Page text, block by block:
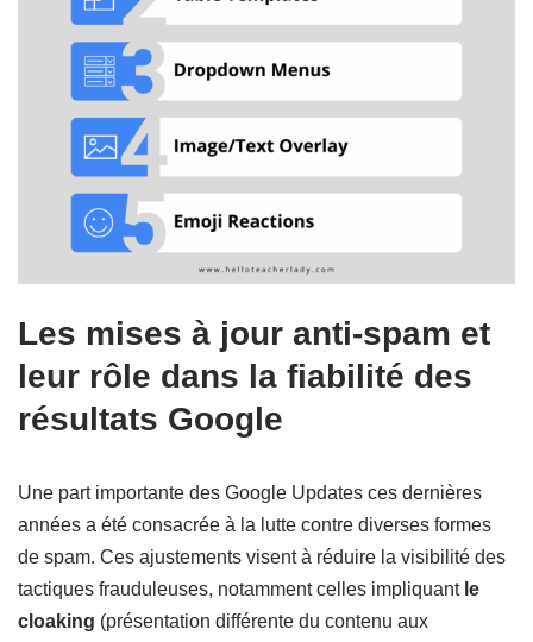
Les mises à jour anti-spam et
leur rôle dans la fiabilité des
résultats Google
Une part importante des Google Updates ces dernières
années a été consacrée à la lutte contre diverses formes
de spam. Ces ajustements visent à réduire la visibilité des
tactiques frauduleuses, notamment celles impliquant le
cloaking (présentation différente du contenu aux